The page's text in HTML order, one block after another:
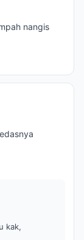
nangis
kak,